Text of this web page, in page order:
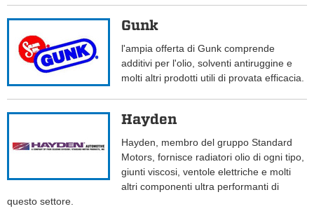
Gunk
l'ampia offerta di Gunk comprende
additivi per l'olio, solventi antiruggine e
molti altri prodotti utili di provata efficacia.
Hayden
Hayden, membro del gruppo Standard
Motors, fornisce radiatori olio di ogni tipo,
giunti viscosi, ventole elettriche e molti
altri componenti ultra performanti di
questo settore.